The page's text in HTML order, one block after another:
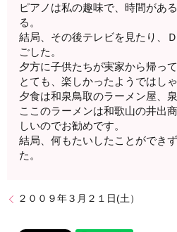
ピアノは私の趣味で、時間があ
る。
結局、その後テレビを見たり、
ごした。
夕方に子供たちが実家から帰って
とても、楽しかったようではし
夕食は和泉鳥取のラーメン屋、泉
ここのラーメンは和歌山の井出
しいのでお勧めです。
結局、何もたいしたことができ
た。
２００９年３月２１日(土）